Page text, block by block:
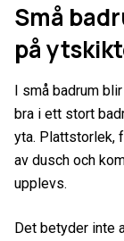
Små
på
I små badrum
bra i ett stort
yta. Plattstorlek,
av dusch och
upplevs.
Det betyder inte